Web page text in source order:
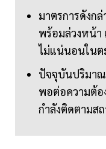
มาตรการดังก
พร้อมล่วงหน้า
ไม่แน่นอนในต
ปัจจุบันปริมาณ
พอต่อความต้อ
กำลังติดตามส